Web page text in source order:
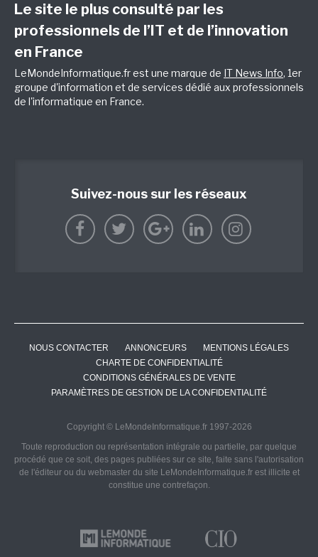
Le site le plus consulté par les
professionnels de l’IT et de l’innovation
en France
LeMondeInformatique.fr est une marque de IT News Info, 1er
groupe d'information et de services dédié aux professionnels
de l'informatique en France.
Suivez-nous sur les réseaux
NOUS CONTACTER ANNONCEURS
MENTIONS LÉGALES
CHARTE DE CONFIDENTIALITÉ
CONDITIONS GÉNÉRALES DE VENTE
PARAMÈTRES DE GESTION DE LA CONFIDENTIALITÉ
Copyright © LeMondeInformatique.fr 1997-2026
Toute reproduction ou représentation intégrale ou partielle, par quelque
procédé que ce soit, des pages publiées sur ce site, faite sans l'autorisation
de l'éditeur ou du webmaster du site LeMondeInformatique.fr est illicite et
constitue une contrefaçon.